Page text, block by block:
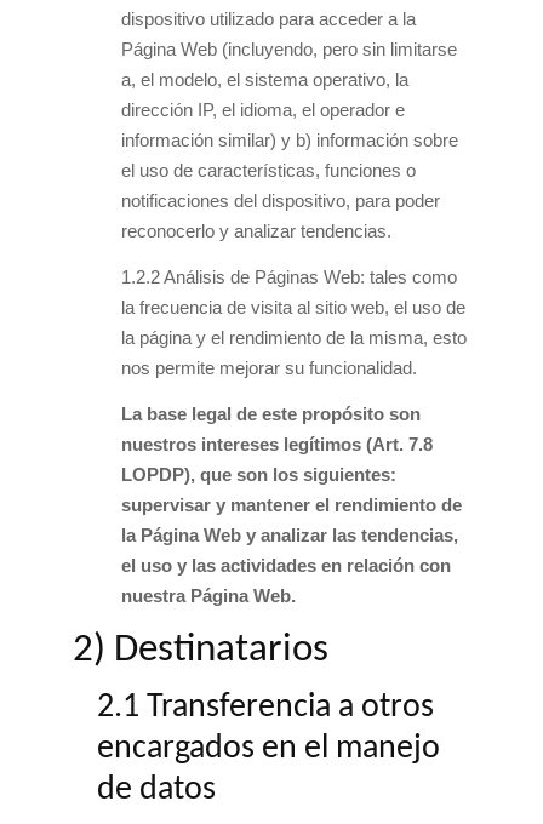
dispositivo utilizado para acceder a la
Página Web (incluyendo, pero sin limitarse
a, el modelo, el sistema operativo, la
dirección IP, el idioma, el operador e
información similar) y b) información sobre
el uso de características, funciones o
notificaciones del dispositivo, para poder
reconocerlo y analizar tendencias.
1.2.2 Análisis de Páginas Web: tales como
la frecuencia de visita al sitio web, el uso de
la página y el rendimiento de la misma, esto
nos permite mejorar su funcionalidad.
La base legal de este propósito son
nuestros intereses legítimos (Art. 7.8
LOPDP), que son los siguientes:
supervisar y mantener el rendimiento de
la Página Web y analizar las tendencias,
el uso y las actividades en relación con
nuestra Página Web.
2) Destinatarios
2.1 Transferencia a otros
encargados en el manejo
de datos